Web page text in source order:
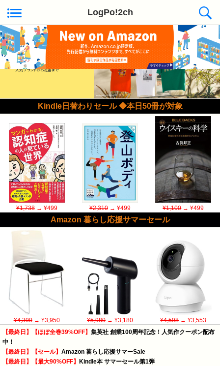
LogPo!2ch
Kindle日替わりセール ◆本日50冊が対象
¥1,738→ ¥499 ¥2,310→ ¥499 ¥1,100→ ¥499
Amazon 暮らし応援サマーセール
¥4,390→ ¥3,950 ¥5,980→ ¥3,180 ¥4,598→ ¥3,553
【最終日】【ほぼ全巻39%OFF】 集英社 創業100周年記念！人気作クーポン配布
中！
【最終日】【セール】 Amazon 暮らし応援サマーSale
【最終日】【最大90%OFF】
Kindle本 サマーセール第1弾